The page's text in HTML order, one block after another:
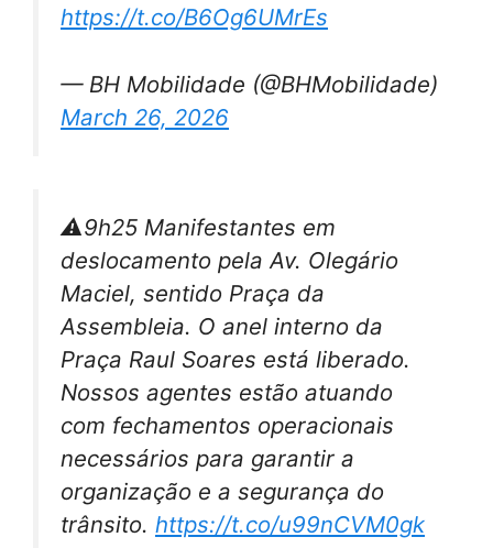
https://t.co/B6Og6UMrEs
— BH Mobilidade (@BHMobilidade)
March 26, 2026
⚠️9h25 Manifestantes em
deslocamento pela Av. Olegário
Maciel, sentido Praça da
Assembleia. O anel interno da
Praça Raul Soares está liberado.
Nossos agentes estão atuando
com fechamentos operacionais
necessários para garantir a
organização e a segurança do
trânsito. https://t.co/u99nCVM0gk